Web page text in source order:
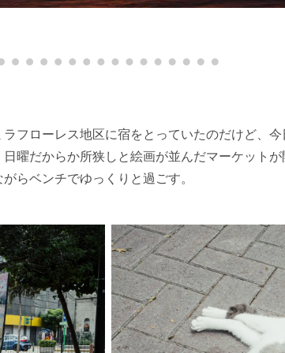
フローレス地区に宿をとっていたのだけど、
曜だからか所狭しと絵画が並んだマーケット
らベンチでゆっくりと過ごす。